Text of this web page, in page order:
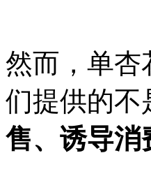
然而，单杏
们提供的不
售、诱导消